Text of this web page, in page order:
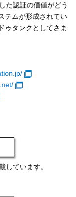
た認証の価値がどう
テムが形成されてい
ゥタンクとしてさま
しています。